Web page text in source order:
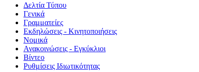
Δελτία Τύπου
Γενικά
Γραμματείες
Εκδηλώσεις - Κινητοποιήσεις
Νομικά
Ανακοινώσεις - Εγκύκλιοι
Βίντεο
Ρυθμίσεις Ιδιωτικότητας